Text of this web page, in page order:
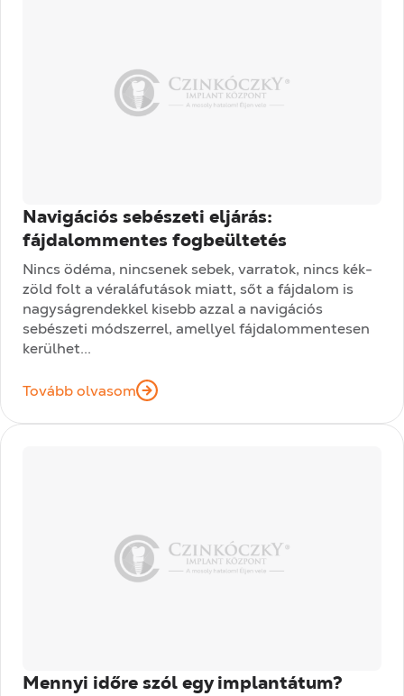
Navigációs sebészeti eljárás:
fájdalommentes fogbeültetés
Nincs ödéma, nincsenek sebek, varratok, nincs kék-
zöld folt a véraláfutások miatt, sőt a fájdalom is
nagyságrendekkel kisebb azzal a navigációs
sebészeti módszerrel, amellyel fájdalommentesen
kerülhet...
Tovább olvasom
Mennyi időre szól egy implantátum?